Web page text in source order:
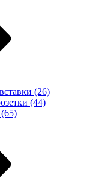
(26)
(44)
(65)